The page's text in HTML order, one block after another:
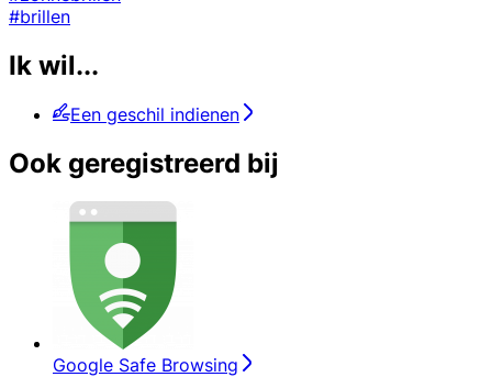
#brillen
Ik wil...
Een geschil indienen
Ook geregistreerd bij
Google Safe Browsing